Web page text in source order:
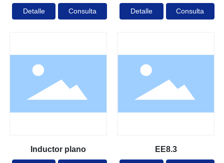
Detalle Consulta Detalle Consulta
Inductor plano EE8.3